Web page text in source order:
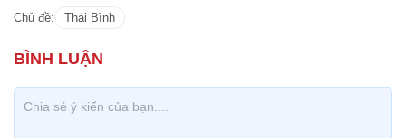
Chủ đề: Thái Bình